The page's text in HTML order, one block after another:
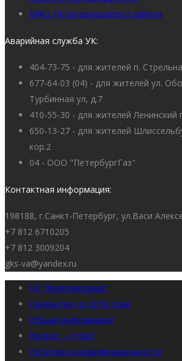
МФЦ Петродворцового района
Аварийная служба УК:
404-73-75 - для жителей п. Стрельна
677-64-03 (04) - для жителей ул.
Турбинная ул, д.7
410-55-30 - для жителей Ленинский
650-13-27 - для жителей
кор.2
04 - ООО "ПетербургГаз"
Контактная информация:
198188, г.Санкт-Петербург, ул.Васи
+7 812 6710205
+7 812 3009204
gks-va@yandex.ru
УК “Жилкомсервис”
Раскрытие до 2018 года
Общая информация
Вопрос – Ответ
Политика конфиденциальности